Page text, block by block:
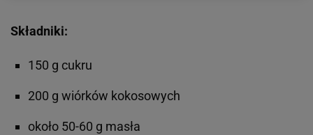
Składniki:
150 g cukru
200 g wiórków kokosowych
około 50-60 g masła